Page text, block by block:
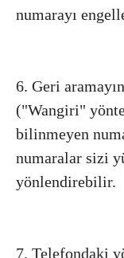
numarayı
6. Geri
("Wangiri"
bilinmeyen
numaralar sizi
yönlendirebilir.
7. Telefondaki